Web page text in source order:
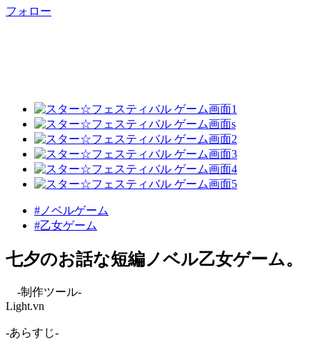
フォロー
#ノベルゲーム
#乙女ゲーム
七夕のお話な短編ノベル乙女ゲーム。
-制作ツール-
Light.vn
-あらすじ-